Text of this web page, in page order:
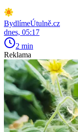
BydlímeÚtulně.cz
dnes, 05:17
2 min
Reklama